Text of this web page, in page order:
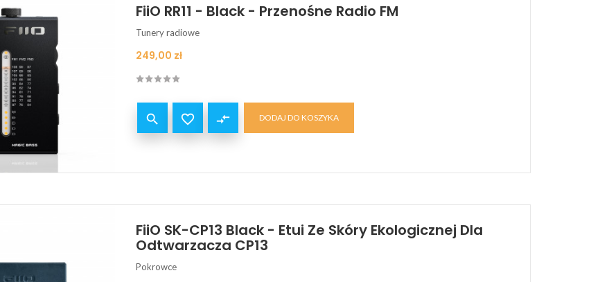
FiiO RR11 - Black - Przenośne Radio FM
Tunery radiowe
Cena
249,00 zł
  compare_arrows DODAJ DO KOSZYKA
FiiO SK-CP13 Black - Etui Ze Skóry Ekologicznej Dla
Odtwarzacza CP13
Pokrowce